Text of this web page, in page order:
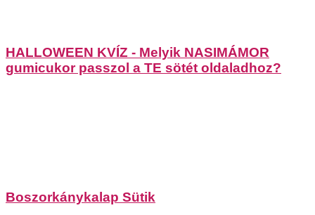
HALLOWEEN KVÍZ - Melyik NASIMÁMOR
gumicukor passzol a TE sötét oldaladhoz?
Boszorkánykalap Sütik